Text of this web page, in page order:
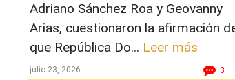
Adriano Sánchez Roa y Geovanny
Arias, cuestionaron la afirmación
que República Do... Leer más
julio 23, 2026 3